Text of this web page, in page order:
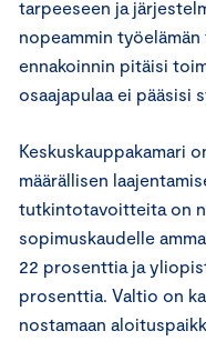
tarpeeseen ja
nopeammin
ennakoinnin pitäisi
osaajapulaa ei pääsisi
Keskuskauppakamari
määrällisen
tutkintotavoitteita on
sopimuskaudelle
22 prosenttia ja
prosenttia. Valtio on
nostamaan